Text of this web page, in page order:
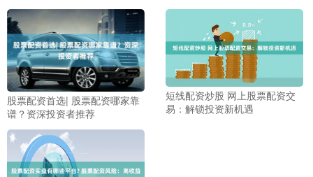
股票配资首选| 股票配资哪家靠
谱？资深投资者推荐
短线配资炒股 网上股票配资交
易：解锁投资新机遇